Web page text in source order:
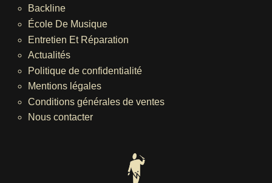
Backline
École De Musique
Entretien Et Réparation
Actualités
Politique de confidentialité
Mentions légales
Conditions générales de ventes
Nous contacter